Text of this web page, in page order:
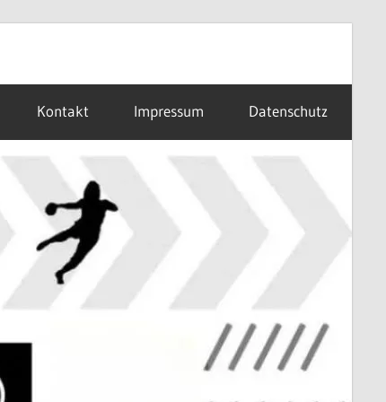
Kontakt Impressum Datenschutz